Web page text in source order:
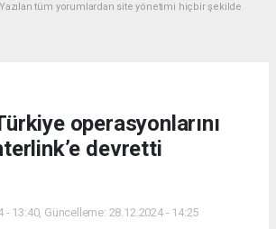
tüm yorumlardan site yönetimi hiçbir şekilde
operasyonlarını
devretti
- 13:40, Güncelleme: 28.12.2024 - 14:25